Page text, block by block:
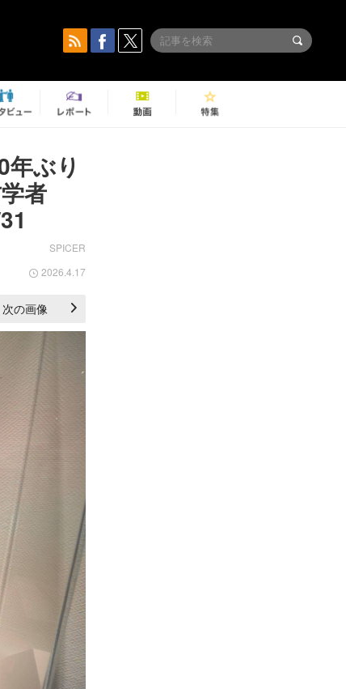
年ぶり
者
SPICER
2026.4.17
次の画像